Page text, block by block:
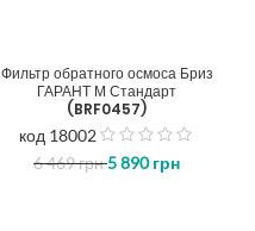
Фильтр обратного осмоса Бриз
ГАРАНТ М Стандарт
(BRF0457)
код 18002
6 469грн5 890грн